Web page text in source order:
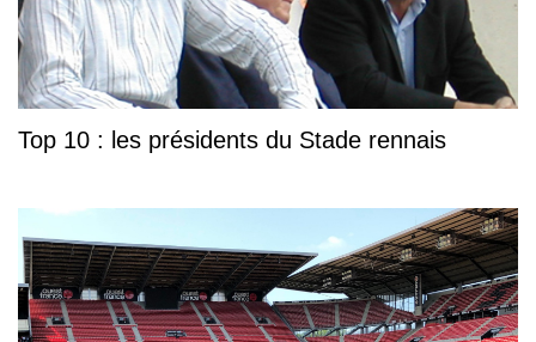
Top 10 : les présidents du Stade rennais